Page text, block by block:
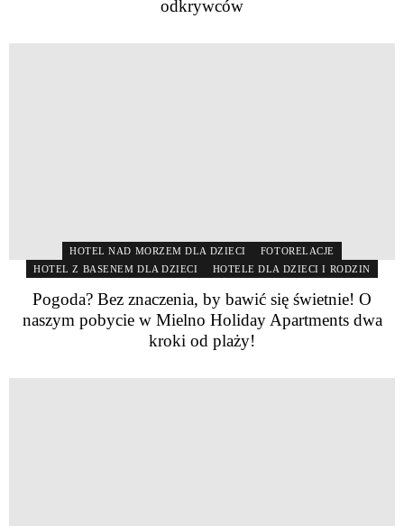
odkrywców
HOTEL NAD MORZEM DLA DZIECI
FOTORELACJE
HOTEL Z BASENEM DLA DZIECI
HOTELE DLA DZIECI I RODZIN
Pogoda? Bez znaczenia, by bawić się świetnie! O
naszym pobycie w Mielno Holiday Apartments dwa
kroki od plaży!